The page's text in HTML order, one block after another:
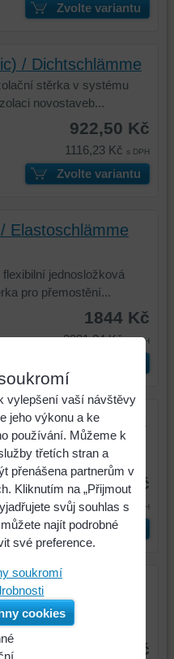
Zvolte variantu
/ Dichtschlämme
stěrka v systému
novostaveb...
922,50 Kč
1116,23 Kč s DPH
Zvolte variantu
Elastoschlämme
flexibilní jednosložková
pro přemostění...
1844 Kč
2231,24 Kč s DPH
Sulfatexschlämme
izolační stěrka v
pro...
2475 Kč
2994,75 Kčs DPH
Zvolte variantu
Baudicht 2K
minerální izolační
plastem s...
od 1292,30 Kč
vylepšení vaší návštěvy
jeho výkonu a ke
používání. Můžeme k
třetích stran a
přenášena partnerům v
Kliknutím na „Přijmout
svůj souhlas s
najít podrobné
své preference.
soukromí
cookies